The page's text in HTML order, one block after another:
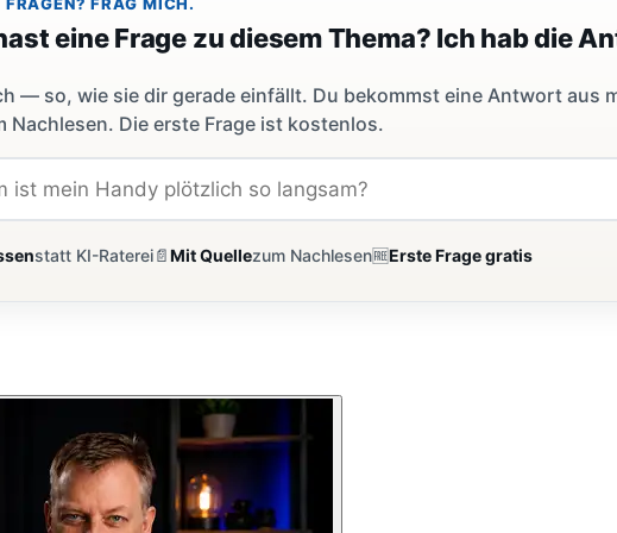
FRAGEN? FRAG MICH.
eine Frage zu diesem Thema? Ich hab die
— so, wie sie dir gerade einfällt. Du bekommst eine Antwort aus
Nachlesen. Die erste Frage ist kostenlos.
statt KI-Raterei📄Mit Quellezum Nachlesen🆓Erste Frage gratis